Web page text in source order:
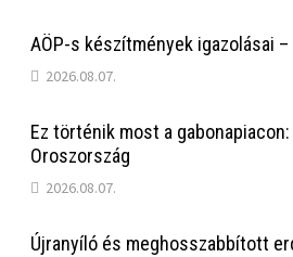
AÖP-s készítmények igazolásai –
2026.08.07.
Ez történik most a gabonapiacon:
Oroszország
2026.08.07.
Újranyíló és meghosszabbított